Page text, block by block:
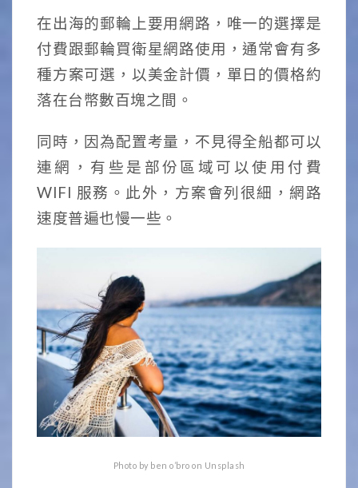
在出海的郵輪上要用網路，唯一的選擇是
付費跟郵輪買衛星網路使用，通常會有多
種方案可選，以美金計價，單日的價格約
落在台幣數百塊之間。
同時，因為配置考量，不見得全船都可以
連網，有些是部份區域可以使用付費
WIFI 服務。 此外，方案會列很細，網路
速度普遍也慢一些。
Photo by ben o’bro on Unsplash